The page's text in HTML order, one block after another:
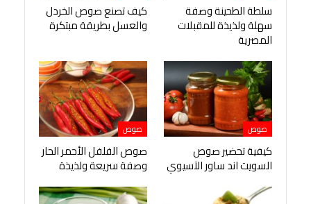
سلطة الطحينة وصفة
سهلة ولذيذة للمقبلات
المصرية
كيف تصنع صوص الخردل
والعسل بطريقة مبتكرة
صوص
كيفية تحضير صوص
السويت اند ساور الآسيوي
صوص
صوص الفلفل الأحمر الحار
وصفة سريعة ولذيذة